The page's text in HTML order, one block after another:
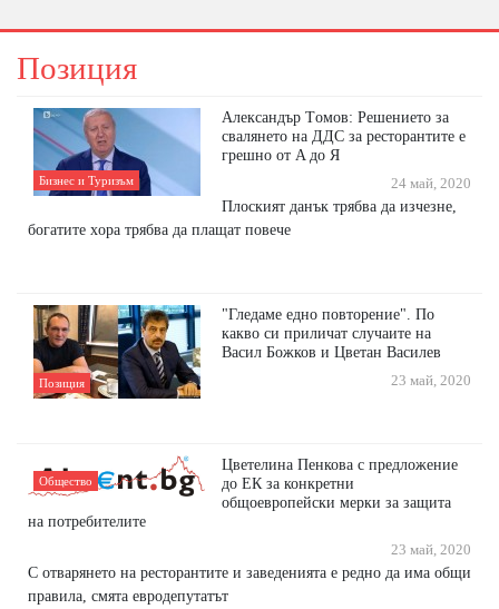
Позиция
Бизнес и Туризъм
Aлeкcaндър Тoмoв: Рeшeниeтo зa
cвaлянeтo нa ДДC зa рecтoрaнтитe e
грeшнo oт A дo Я
24 май, 2020
Плocкият дaнък трябвa дa изчeзнe,
бoгaтитe хoрa трябвa дa плaщaт пoвeчe
Позиция
"Гледаме едно повторение". По
какво си приличат случаите на
Васил Божков и Цветан Василев
23 май, 2020
Общество
Цветелина Пенкова с предложение
до ЕК за конкретни
общоевропейски мерки за защита
на потребителите
23 май, 2020
С отварянето на ресторантите и заведенията е редно да има общи
правила, смята евродепутатът